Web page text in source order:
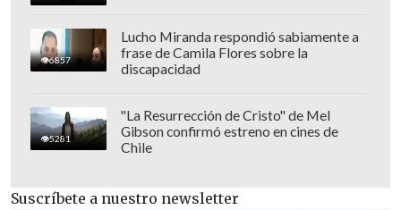
6857
Lucho Miranda respondió sabiamente a
frase de Camila Flores sobre la
discapacidad
5281
"La Resurrección de Cristo" de Mel
Gibson confirmó estreno en cines de
Chile
Suscríbete a nuestro newsletter